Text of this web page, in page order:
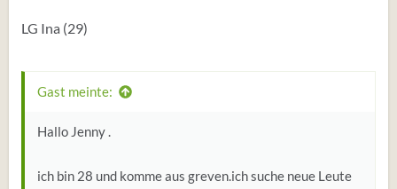
LG Ina (29)
Gast meinte:
Hallo Jenny .
ich bin 28 und komme aus greven.ich suche neue Leute